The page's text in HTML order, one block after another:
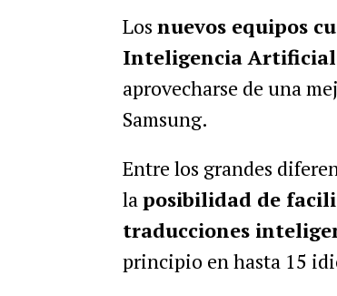
Los nuevos equipos
Inteligencia Artificial
aprovecharse de una
Samsung.
Entre los grandes
laposibilidad de
traducciones
principio en hasta 15